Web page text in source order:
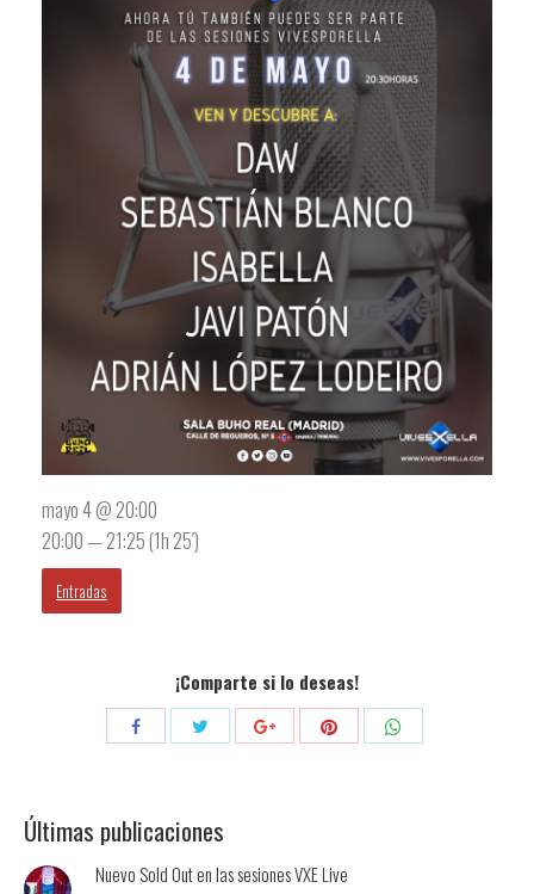
mayo 4 @ 20:00
20:00 — 21:25(1h 25′)
Entradas
¡Comparte si lo deseas!
Compartir CompartirCompartirCompartir
Últimas publicaciones
Nuevo Sold Out en las sesiones VXE Live